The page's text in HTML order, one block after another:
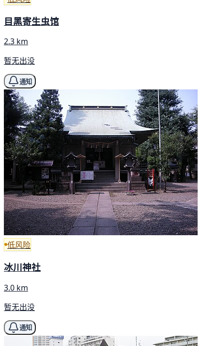
目黑寄生虫馆
2.3 km
暂无出没
通知
低风险
冰川神社
3.0 km
暂无出没
通知